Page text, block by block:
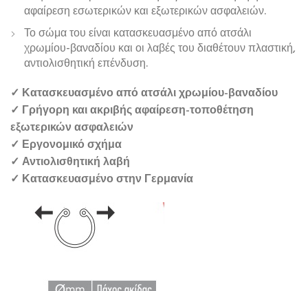
αφαίρεση εσωτερικών και εξωτερικών ασφαλειών.
Το σώμα του είναι κατασκευασμένο από ατσάλι
χρωμίου-βαναδίου και οι λαβές του διαθέτουν πλαστική,
αντιολισθητική επένδυση.
✓ Κατασκευασμένο από ατσάλι χρωμίου-βαναδίου
✓ Γρήγορη και ακριβής αφαίρεση-τοποθέτηση
εξωτερικών ασφαλειών
✓ Εργονομικό σχήμα
✓ Αντιολισθητική λαβή
✓ Κατασκευασμένο στην Γερμανία